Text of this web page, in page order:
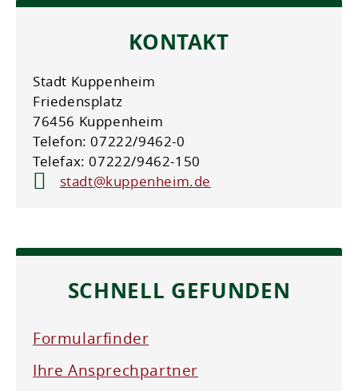
KONTAKT
Stadt Kuppenheim
Friedensplatz
76456 Kuppenheim
Telefon: 07222/9462-0
Telefax: 07222/9462-150
stadt@kuppenheim.de
SCHNELL GEFUNDEN
Formularfinder
Ihre Ansprechpartner